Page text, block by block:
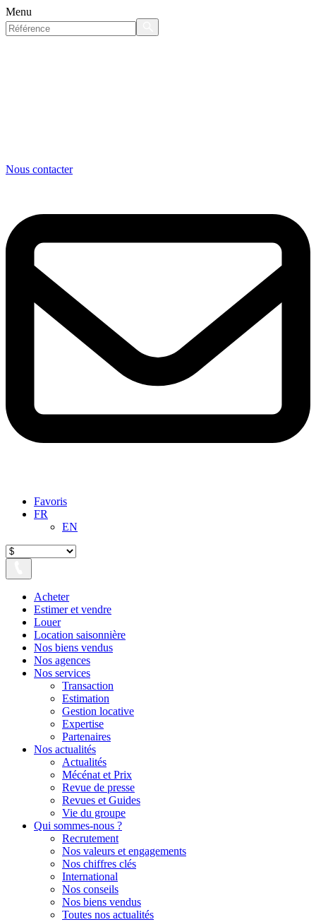
Menu
Nous contacter
Favoris
FR
EN
Acheter
Estimer et vendre
Louer
Location saisonnière
Nos biens vendus
Nos agences
Nos services
Transaction
Estimation
Gestion locative
Expertise
Partenaires
Nos actualités
Actualités
Mécénat et Prix
Revue de presse
Revues et Guides
Vie du groupe
Qui sommes-nous ?
Recrutement
Nos valeurs et engagements
Nos chiffres clés
International
Nos conseils
Nos biens vendus
Toutes nos actualités